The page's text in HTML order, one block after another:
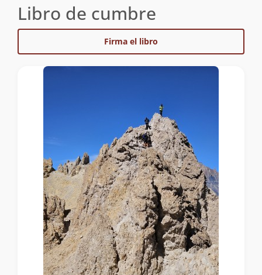
Libro de cumbre
Firma el libro